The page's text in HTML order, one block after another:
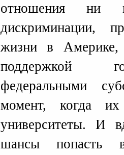
отношения ни
дискриминации,
жизни в Америке,
поддержкой
федеральными
момент, когда
университеты. И
шансы попасть